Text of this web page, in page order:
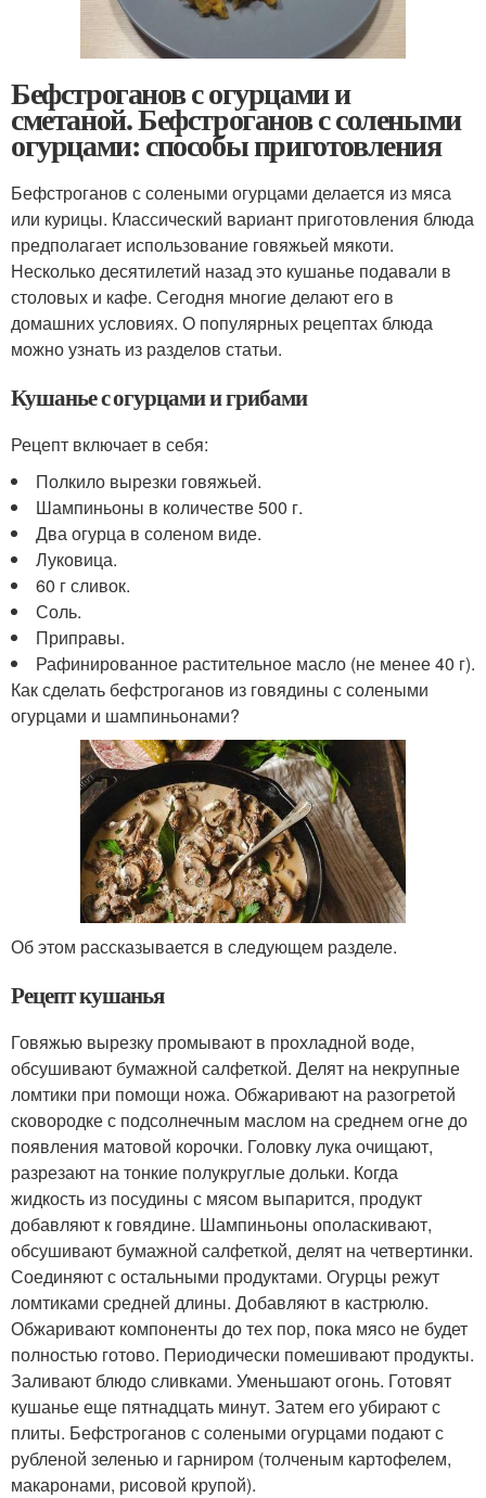
Бефстроганов с огурцами и
сметаной. Бефстроганов с солеными
огурцами: способы приготовления
Бефстроганов с солеными огурцами делается из мяса
или курицы. Классический вариант приготовления блюда
предполагает использование говяжьей мякоти.
Несколько десятилетий назад это кушанье подавали в
столовых и кафе. Сегодня многие делают его в
домашних условиях. О популярных рецептах блюда
можно узнать из разделов статьи.
Кушанье с огурцами и грибами
Рецепт включает в себя:
Полкило вырезки говяжьей.
Шампиньоны в количестве 500 г.
Два огурца в соленом виде.
Луковица.
60 г сливок.
Соль.
Приправы.
Рафинированное растительное масло (не менее 40 г).
Как сделать бефстроганов из говядины с солеными
огурцами и шампиньонами?
Об этом рассказывается в следующем разделе.
Рецепт кушанья
Говяжью вырезку промывают в прохладной воде,
обсушивают бумажной салфеткой. Делят на некрупные
ломтики при помощи ножа. Обжаривают на разогретой
сковородке с подсолнечным маслом на среднем огне до
появления матовой корочки. Головку лука очищают,
разрезают на тонкие полукруглые дольки. Когда
жидкость из посудины с мясом выпарится, продукт
добавляют к говядине. Шампиньоны ополаскивают,
обсушивают бумажной салфеткой, делят на четвертинки.
Соединяют с остальными продуктами. Огурцы режут
ломтиками средней длины. Добавляют в кастрюлю.
Обжаривают компоненты до тех пор, пока мясо не будет
полностью готово. Периодически помешивают продукты.
Заливают блюдо сливками. Уменьшают огонь. Готовят
кушанье еще пятнадцать минут. Затем его убирают с
плиты. Бефстроганов с солеными огурцами подают с
рубленой зеленью и гарниром (толченым картофелем,
макаронами, рисовой крупой).